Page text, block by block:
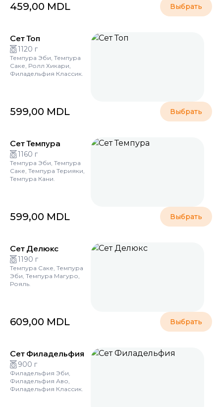
459,00 MDL Выбрать
Сет Топ
1120 г
Темпура Эби, Темпура
Саке, Ролл Хикари,
Филадельфия Классик.
599,00 MDL Выбрать
Сет Темпура
1160 г
Темпура Эби, Темпура
Саке, Темпура Терияки,
Темпура Кани.
599,00 MDL Выбрать
Сет Делюкс
1190 г
Темпура Саке, Темпура
Эби, Темпура Магуро,
Рояль.
609,00 MDL Выбрать
Сет Филадельфия
900 г
Филадельфия Эби,
Филадельфия Аво,
Филадельфия Классик.